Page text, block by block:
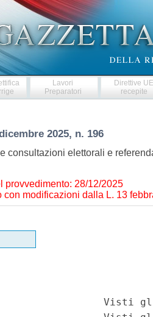
Lavori
Preparatori
Direttive
recepite
2025, n. 196
consultazioni elettorali e
provvedimento: 28/12/2025
con modificazioni dalla L. 13